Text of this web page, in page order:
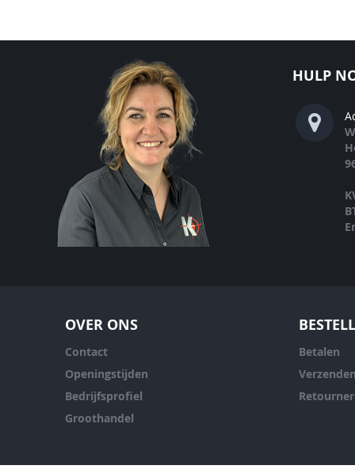
HULP
OVER ONS
Contact
Openingstijden
Bedrijfsprofiel
Groothandel
Betalen
Verzenden